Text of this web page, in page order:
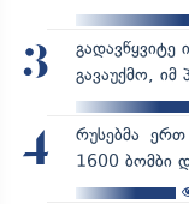
3
გადავწყვიტე
გავაუქმო,
4
რუსებმა
1600 ბომბი